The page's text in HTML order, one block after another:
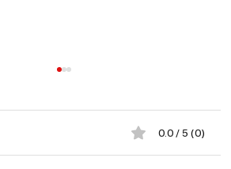
0.0 / 5 (0)